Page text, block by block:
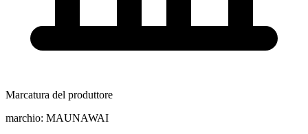
Marcatura del produttore
marchio: MAUNAWAI